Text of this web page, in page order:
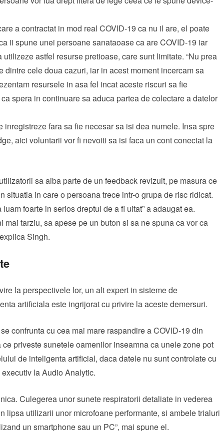
a contractat in mod real COVID-19 ca nu il are, el poate
ii spune unei persoane sanataoase ca are COVID-19 iar
astfel resurse pretioase, care sunt limitate. “Nu prea
dintre cele doua cazuri, iar in acest moment incercam sa
resursele in asa fel incat aceste riscuri sa fie
spera in continuare sa aduca partea de colectare a datelor
fara sa fie necesar sa isi dea numele. Insa spre
aici voluntarii vor fi nevoiti sa isi faca un cont conectat la
sa aiba parte de un feedback revizuit, pe masura ce
situatia in care o persoana trece intr-o grupa de risc ridicat.
foarte in serios dreptul de a fi uitat” a adaugat ea.
mai tarziu, sa apese pe un buton si sa ne spuna ca vor ca
Singh.
la perspectivele lor, un alt expert in sisteme de
artificiala este ingrijorat cu privire la aceste demersuri.
confrunta cu cea mai mare raspandire a COVID-19 din
priveste sunetele oamenilor inseamna ca unele zone pot
de inteligenta artificial, daca datele nu sunt controlate cu
la Audio Analytic.
Culegerea unor sunete respiratorii detaliate in vederea
lipsa utilizarii unor microfoane performante, si ambele trialuri
un smartphone sau un PC”, mai spune el.